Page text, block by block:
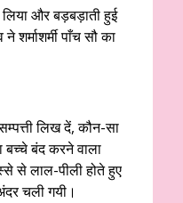
और बड़बड़ाती हुई
पाँच सौ का
लिख दें, कौन-सा
बंद करने वाला
से लाल-पीली होते हुए
चली गयी।